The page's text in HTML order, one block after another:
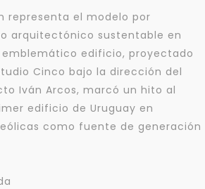
representa el modelo por
arquitectónico sustentable en
emblemático edificio, proyectado
Cinco bajo la dirección del
Iván Arcos, marcó un hito al
edificio de Uruguay en
como fuente de generación